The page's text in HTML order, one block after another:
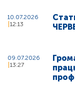
10.07.2026
12:13
09.07.2026
13:27